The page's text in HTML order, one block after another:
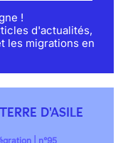
!
d'actualités,
les migrations en
D'ASILE
| n°95